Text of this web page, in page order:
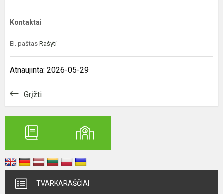
Kontaktai
El. paštas Rašyti
Atnaujinta: 2026-05-29
Grįžti
TVARKARAŠČIAI